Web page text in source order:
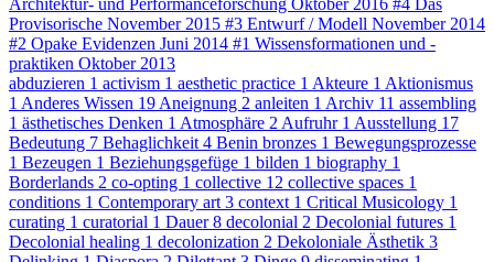
Provisorische November 2015 #3 Entwurf / Modell November 2014
#2 Opake Evidenzen Juni 2014 #1 Wissensformationen und -
praktiken Oktober 2013
abduzieren 1 activism 1 aesthetic practice 1 Akteure 1 Aktionismus
1 Anderes Wissen 19 Aneignung 2 anleiten 1 Archiv 11 assembling
1 ästhetisches Denken 1 Atmosphäre 2 Aufruhr 1 Ausstellung 17
Bedeutung 7 Behaglichkeit 4 Benin bronzes 1 Bewegungsprozesse
1 Bezeugen 1 Beziehungsgefüge 1 bilden 1 biography 1
Borderlands 2 co-opting 1 collective 12 collective spaces 1
conditions 1 Contemporary art 3 context 1 Critical Musicology 1
curating 1 curatorial 1 Dauer8 decolonial 2 Decolonial futures 1
Decolonial healing 1 decolonization 2 Dekoloniale Ästhetik 3